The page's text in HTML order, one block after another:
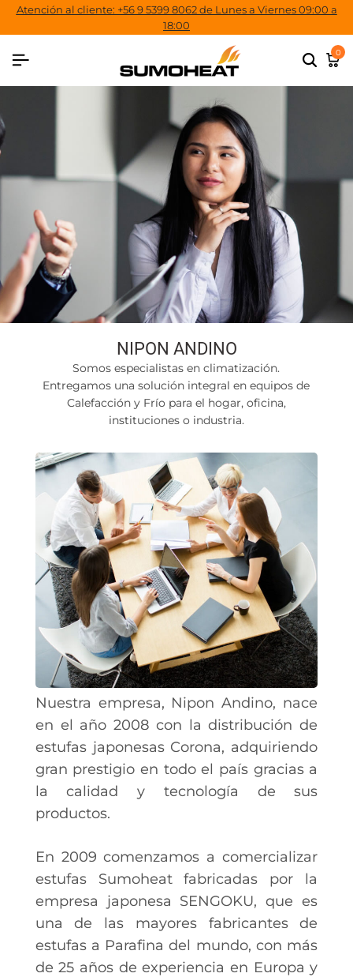
Atención al cliente: +56 9 5399 8062 de Lunes a Viernes 09:00 a
18:00
0
NIPON ANDINO
Somos especialistas en climatización.
Entregamos una solución integral en equipos de
Calefacción y Frío para el hogar, oficina,
instituciones o industria.
Nuestra empresa, Nipon Andino, nace
en el año 2008 con la distribución de
estufas japonesas Corona, adquiriendo
gran prestigio en todo el país gracias a
la calidad y tecnología de sus
productos.
En 2009 comenzamos a comercializar
estufas Sumoheat fabricadas por la
empresa japonesa SENGOKU, que es
una de las mayores fabricantes de
estufas a Parafina del mundo, con más
de 25 años de experiencia en Europa y